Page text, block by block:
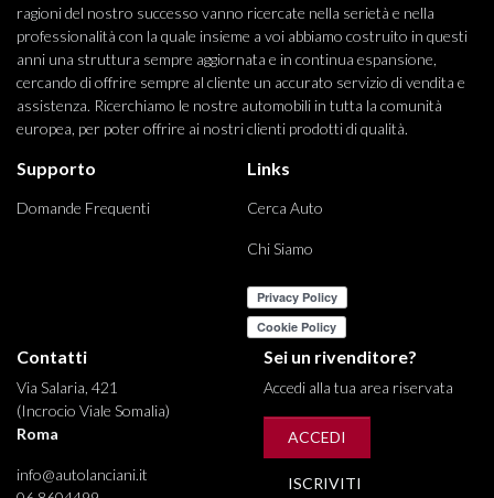
ragioni del nostro successo vanno ricercate nella serietà e nella
professionalità con la quale insieme a voi abbiamo costruito in questi
anni una struttura sempre aggiornata e in continua espansione,
cercando di offrire sempre al cliente un accurato servizio di vendita e
assistenza. Ricerchiamo le nostre automobili in tutta la comunità
europea, per poter offrire ai nostri clienti prodotti di qualità.
Supporto
Domande Frequenti
Links
Cerca Auto
Chi Siamo
Contatti
Via Salaria, 421
(Incrocio Viale Somalia)
Roma
info@autolanciani.it
Sei un rivenditore?
Accedi alla tua area riservata
ACCEDI
ISCRIVITI